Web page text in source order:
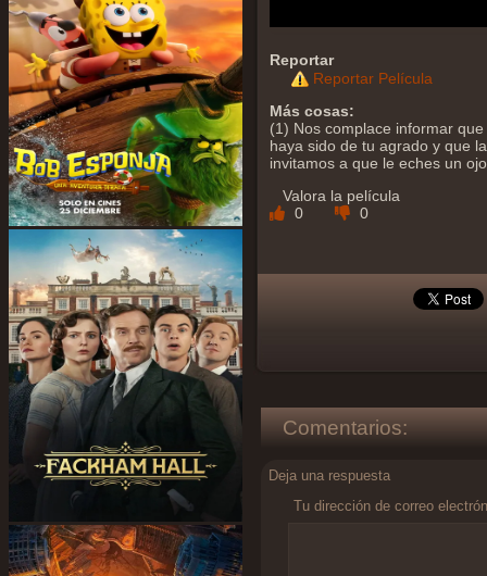
Reportar
Reportar Película
Más cosas:
(1) Nos complace informar
haya sido de tu agrado y que
invitamos a que le eches un
Valora la película
0
0
Comentarios:
Deja una respuesta
Tu dirección de correo